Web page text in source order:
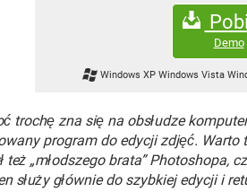
Demo
Windows XP Windows Vista
trochę zna się na obsłudze
program do edycji zdjęć. Warto
też „młodszego brata” Photoshopa,
służy głównie do szybkiej edycji i